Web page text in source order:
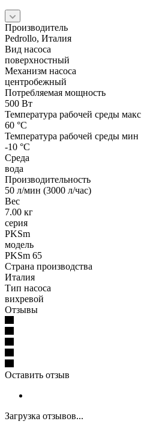
Производитель
Pedrollo, Италия
Вид насоса
поверхностный
Механизм насоса
центробежный
Потребляемая мощность
500 Вт
Температура рабочей среды макс
60 °С
Температура рабочей среды мин
-10 °С
Среда
вода
Производительность
50 л/мин (3000 л/час)
Вес
7.00 кг
серия
PKSm
модель
PKSm 65
Страна производства
Италия
Тип насоса
вихревой
Отзывы
Оставить отзыв
Загрузка отзывов...